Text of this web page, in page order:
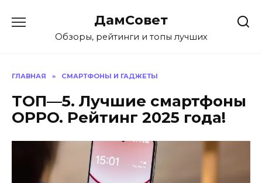
содержанию
ДамСовет
Обзоры, рейтинги и топы лучших
ГЛАВНАЯ » СМАРТФОНЫ И ГАДЖЕТЫ
ТОП—5. Лучшие смартфоны
OPPO. Рейтинг 2025 года!